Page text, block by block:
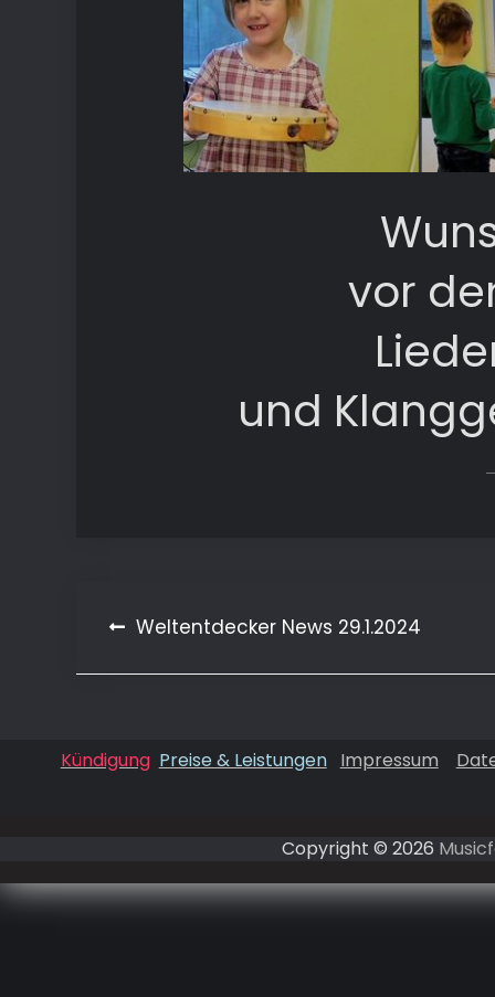
vor
und
Beitragsnavigation
Weltentdecker News 29.1.2024
Kündigung Preise & Leistungen Impressum
Copyright © 2026